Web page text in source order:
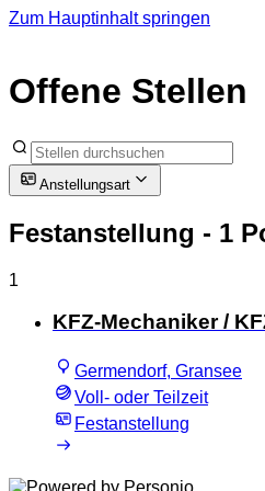
Zum Hauptinhalt springen
Offene Stellen
Anstellungsart
Festanstellung - 1
1
KFZ-Mechaniker /
Germendorf, Gransee
Voll- oder Teilzeit
Festanstellung